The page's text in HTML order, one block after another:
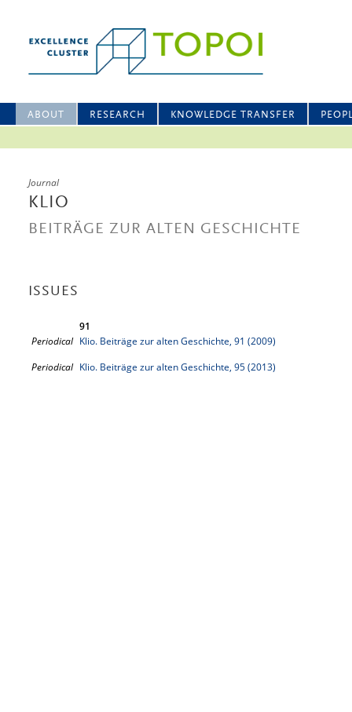
ABOUT RESEARCH KNOWLEDGE TRANSFER
Journal
KLIO
BEITRÄGE ZUR ALTEN GESCHICHTE
ISSUES
91
Periodical Klio. Beiträge zur alten Geschichte, 91 (2009)
Periodical Klio. Beiträge zur alten Geschichte, 95 (2013)